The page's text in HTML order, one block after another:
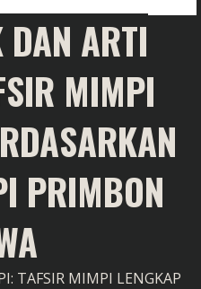
DAN ARTI
MIMPI
PRIMBON
TAFSIR MIMPI LENGKAP